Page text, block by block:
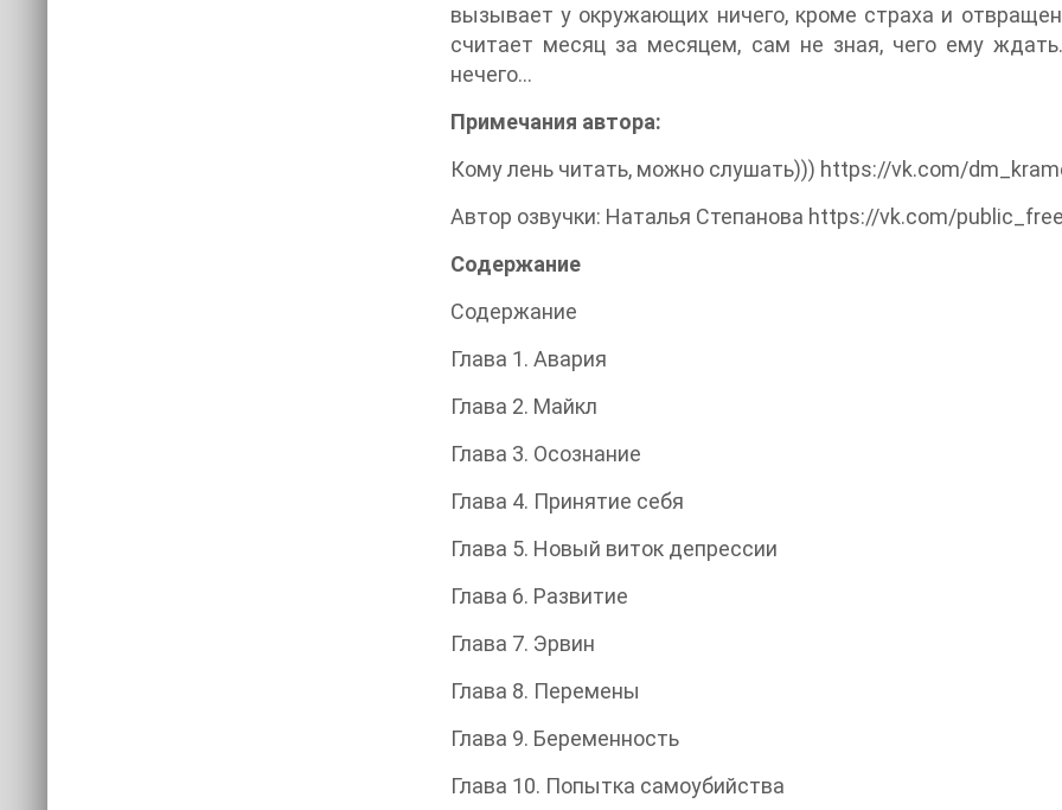
вызывает у окружающих ничего, кроме страха и
считает месяц за месяцем, сам не зная, чего ему
нечего...
Примечания автора:
Кому лень читать, можно слушать))) https://vk.com/
Автор озвучки: Наталья Степанова https://vk.com/
Содержание
Содержание
Глава 1. Авария
Глава 2. Майкл
Глава 3. Осознание
Глава 4. Принятие себя
Глава 5. Новый виток депрессии
Глава 6. Развитие
Глава 7. Эрвин
Глава 8. Перемены
Глава 9. Беременность
Глава 10. Попытка самоубийства